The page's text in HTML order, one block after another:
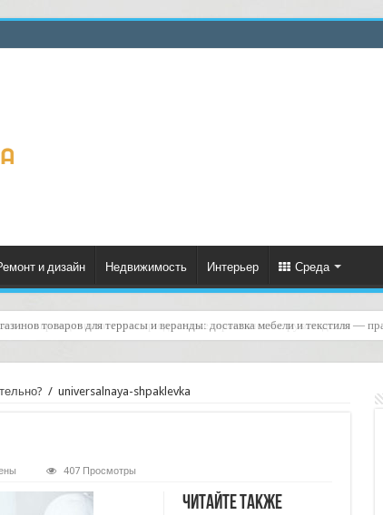
и дизайн Недвижимость Интерьер Среда
с повреждениями груза при доставке: практическое руководство
/ universalnaya-shpaklevka
407 Просмотры
Читайте также